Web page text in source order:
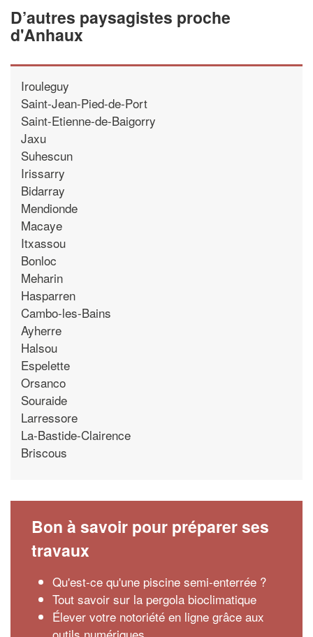
D’autres paysagistes proche
d'Anhaux
Irouleguy
Saint-Jean-Pied-de-Port
Saint-Etienne-de-Baigorry
Jaxu
Suhescun
Irissarry
Bidarray
Mendionde
Macaye
Itxassou
Bonloc
Meharin
Hasparren
Cambo-les-Bains
Ayherre
Halsou
Espelette
Orsanco
Souraide
Larressore
La-Bastide-Clairence
Briscous
Bon à savoir pour préparer ses
travaux
Qu'est-ce qu'une piscine semi-enterrée ?
Tout savoir sur la pergola bioclimatique
Élever votre notoriété en ligne grâce aux